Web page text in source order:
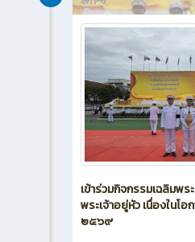
เข้าร่วมกิจกรรมเฉลิมพ
พระเจ้าอยู่หัว เนื่องในโ
๒๕๖๙